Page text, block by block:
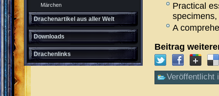
Märchen
Drachenartikel aus aller Welt
Downloads
Drachenlinks
Practical
A
Beitrag
Veröffentlicht